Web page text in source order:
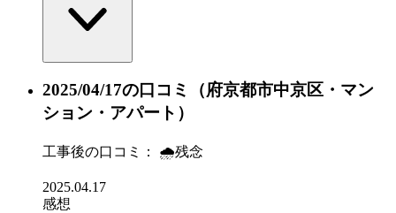
2025/04/17の口コミ
（府京都市中京区・マン
ション・アパート）
工事後の口コミ： 🌧️残念
2025.04.17
感想